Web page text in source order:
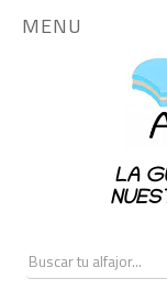
MENU
PUBLICA AQUÍ
NOTICIAS
LA